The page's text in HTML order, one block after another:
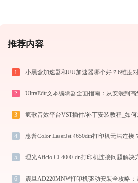
推荐内容
1 小黑盒加速器和UU加速器哪个好？6维度
2
3 疯歌音效平台VST插件/补丁安装教程_如
4
5 理光Aficio CL4000-dn打印机连接问题解决
6